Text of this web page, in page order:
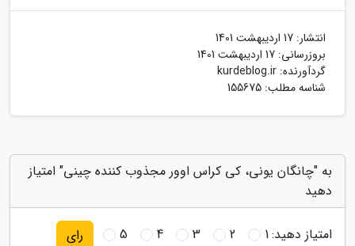
انتشار: 17 اردیبهشت 1401
بروزرسانی: 17 اردیبهشت 1401
گردآورنده: kurdeblog.ir
شناسه مطلب: 155675
به "چانگان یونی، کی کراس اوور مجذوب کننده چینی" امتیاز
دهید
امتیاز دهید:1
2
3
4
5 رای